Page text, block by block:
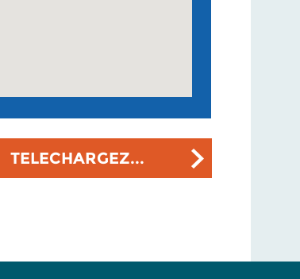
TELECHARGEZ...